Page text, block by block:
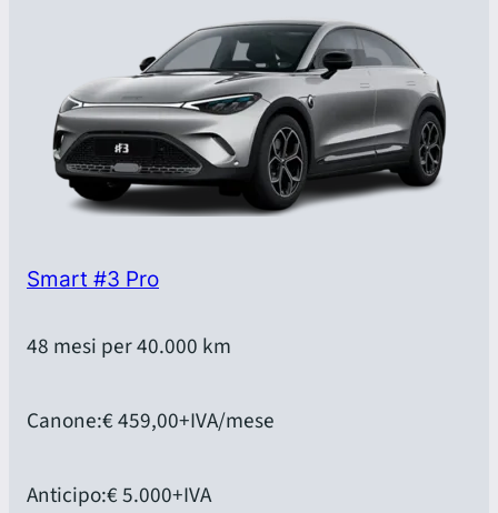
Smart #3 Pro
48 mesi per 40.000 km
Canone:€ 459,00+IVA/mese
Anticipo:€ 5.000+IVA